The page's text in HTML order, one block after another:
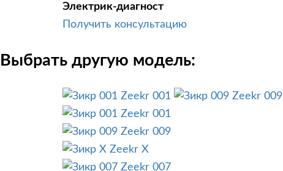
Электрик-диагност
Получить консультацию
Выбрать другую модель:
Zeekr 001 Zeekr 009
Zeekr 001
Zeekr 009
Zeekr X
Zeekr 007